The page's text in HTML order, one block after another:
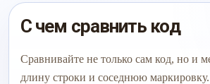
С чем сравнить код
Сравнивайте не только сам код, но и
длину строки и соседнюю маркировку.